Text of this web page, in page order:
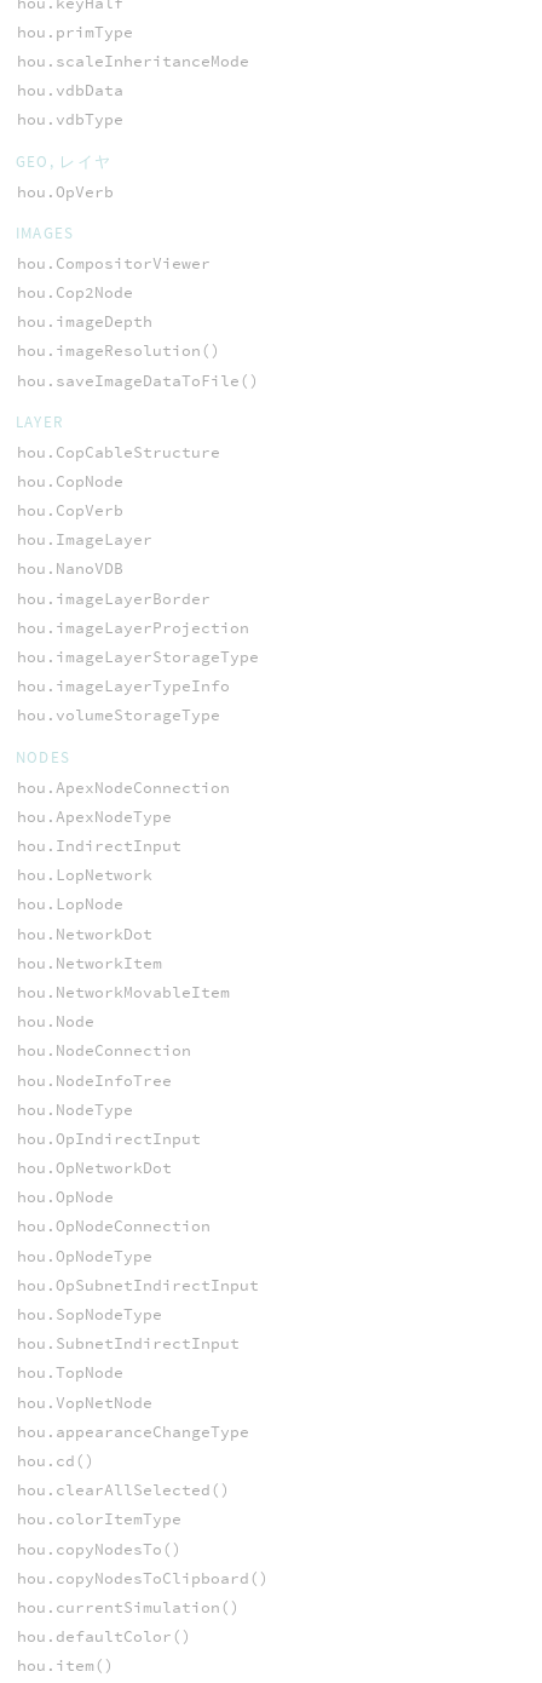
hou.primType
hou.scaleInheritanceMode
hou.vdbData
hou.vdbType
GEO, レイヤ
hou.OpVerb
IMAGES
hou.CompositorViewer
hou.Cop2Node
hou.imageDepth
hou.imageResolution()
hou.saveImageDataToFile()
LAYER
hou.CopCableStructure
hou.CopNode
hou.CopVerb
hou.ImageLayer
hou.NanoVDB
hou.imageLayerBorder
hou.imageLayerProjection
hou.imageLayerStorageType
hou.imageLayerTypeInfo
hou.volumeStorageType
NODES
hou.ApexNodeConnection
hou.ApexNodeType
hou.IndirectInput
hou.LopNetwork
hou.LopNode
hou.NetworkDot
hou.NetworkItem
hou.NetworkMovableItem
hou.Node
hou.NodeConnection
hou.NodeInfoTree
hou.NodeType
hou.OpIndirectInput
hou.OpNetworkDot
hou.OpNode
hou.OpNodeConnection
hou.OpNodeType
hou.OpSubnetIndirectInput
hou.SopNodeType
hou.SubnetIndirectInput
hou.TopNode
hou.VopNetNode
hou.appearanceChangeType
hou.cd()
hou.clearAllSelected()
hou.colorItemType
hou.copyNodesTo()
hou.copyNodesToClipboard()
hou.currentSimulation()
hou.defaultColor()
hou.item()